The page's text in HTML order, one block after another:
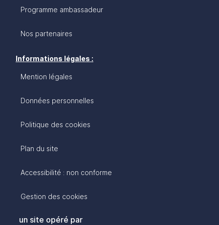
Programme ambassadeur
Nos partenaires
Informations légales :
Mention légales
Données personnelles
Politique des cookies
Plan du site
Accessibilité : non conforme
Gestion des cookies
un site opéré par